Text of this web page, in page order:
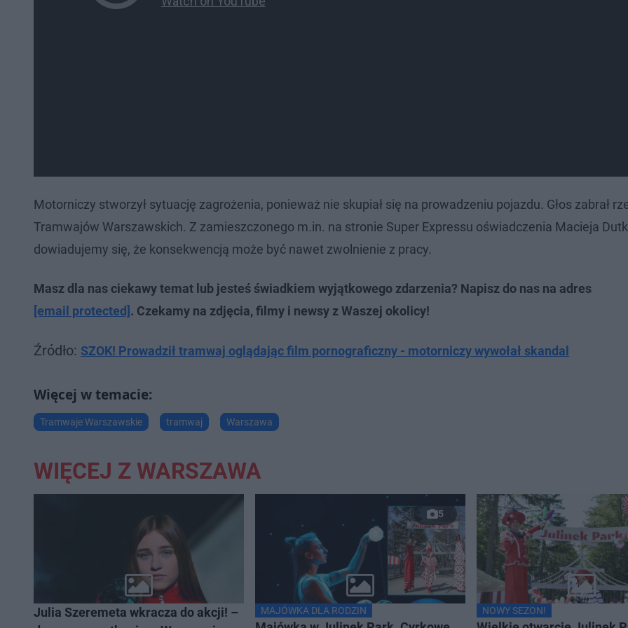
Motorniczy stworzył sytuację zagrożenia, ponieważ nie skupiał się na prowadzeniu pojazdu. Głos zabrał
Tramwajów Warszawskich. Z zamieszczonego m.in. na stronie Super Expressu oświadczenia Macieja
dowiadujemy się, że konsekwencją może być nawet zwolnienie z pracy.
Masz dla nas ciekawy temat lub jesteś świadkiem wyjątkowego zdarzenia? Napisz do nas na adres
[email protected] . Czekamy na zdjęcia, filmy i newsy z Waszej okolicy!
Źródło: SZOK! Prowadził tramwaj oglądając film pornograficzny - motorniczy wywołał skandal
Tramwaje Warszawskie tramwaj Warszawa
WIĘCEJ Z WARSZAWA
Julia Szeremeta wkracza do akcji! –
5
MAJÓWKA DLA RODZIN NOWY SEZON!